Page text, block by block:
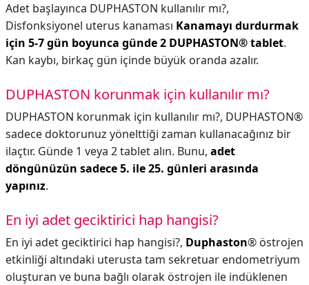
Adet başlayınca DUPHASTON kullanılır mı?,
Disfonksiyonel uterus kanaması Kanamayı durdurmak
için 5-7 gün boyunca günde 2 DUPHASTON® tablet.
Kan kaybı, birkaç gün içinde büyük oranda azalır.
DUPHASTON korunmak için kullanılır mı?
DUPHASTON korunmak için kullanılır mı?, DUPHASTON®
sadece doktorunuz yönelttiği zaman kullanacağınız bir
ilaçtır. Günde 1 veya 2 tablet alın. Bunu, adet
döngünüzün sadece 5. ile 25. günleri arasında
yapınız.
En iyi adet geciktirici hap hangisi?
En iyi adet geciktirici hap hangisi?, Duphaston® östrojen
etkinliği altındaki uterusta tam sekretuar endometriyum
oluşturan ve buna bağlı olarak östrojen ile indüklenen